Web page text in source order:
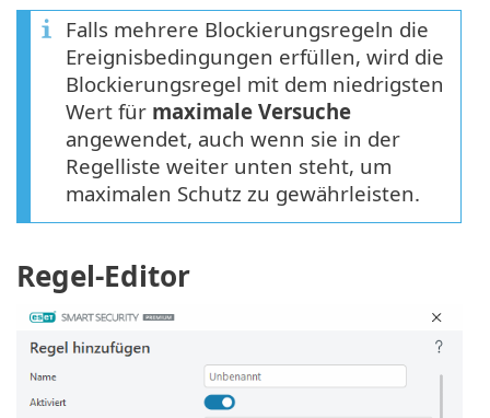
Falls mehrere Blockierungsregeln die
Ereignisbedingungen erfüllen, wird die
Blockierungsregel mit dem niedrigsten
Wert für maximale Versuche
angewendet, auch wenn sie in der
Regelliste weiter unten steht, um
maximalen Schutz zu gewährleisten.
Regel-Editor